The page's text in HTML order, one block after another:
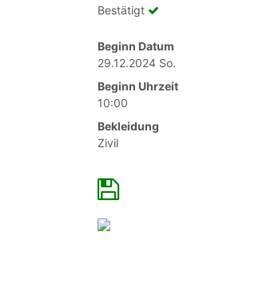
Bestätigt
Beginn Datum
29.12.2024 So.
Beginn Uhrzeit
10:00
Bekleidung
Zivil